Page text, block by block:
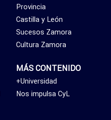
Provincia
Castilla y León
Sucesos Zamora
Cultura Zamora
MÁS CONTENIDO
+Universidad
Nos impulsa CyL